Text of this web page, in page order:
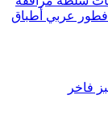
فطور عربي أطباق
فاخر